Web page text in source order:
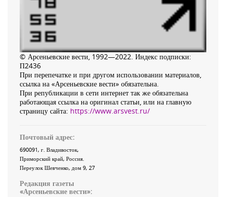
© Арсеньевские вести, 1992—2022. Индекс подписки:
П2436
При перепечатке и при другом использовании материалов,
ссылка на «Арсеньевские вести» обязательна.
При републикации в сети интернет так же обязательна
работающая ссылка на оригинал статьи, или на главную
страницу сайта: https://www.arsvest.ru/
Почтовый адрес:
690091, г. Владивосток,
Приморский край, Россия.
Переулок Шевченко, дом 9, 27
Редакция газеты
«Арсеньевские вести»: